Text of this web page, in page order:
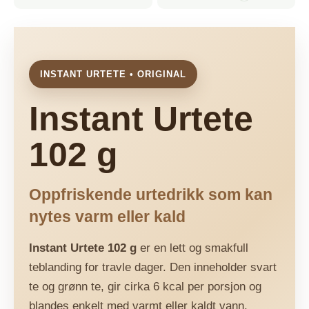
Næringsstoff Pr. 100 g
Energi
1518 kJ (363
kcal)
– hvorav mettet
0 g 0 g
Karbohydrat
– hvorav sukker 5,9 g
Protein 8,7 g
Inneholder 25 mg koffein per 100 ml (50 mg pr. porsjon).
INSTANT URTETE • ORIGINAL
Instant Urtete
102 g
Oppfriskende urtedrikk som kan
nytes varm eller kald
Instant Urtete 102 g er en lett og smakfull
teblanding for travle dager. Den inneholder svart
te og grønn te, gir cirka 6 kcal per porsjon og
blandes enkelt med varmt eller kaldt vann.